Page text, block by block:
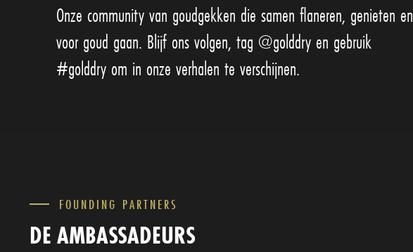
Onze community van goudgekken die samen flaneren, genieten en
voor goud gaan. Blijf ons volgen, tag @golddry en gebruik
#golddry om in onze verhalen te verschijnen.
FOUNDING PARTNERS
DE AMBASSADEURS